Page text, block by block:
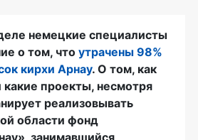
немецкие специалисты
о том, что утрачены 98%
кирхи Арнау. О том, как
проекты, несмотря
реализовывать
области фонд